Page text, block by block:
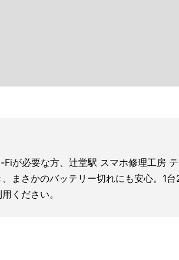
が必要な方、辻堂駅 スマホ修理工房
まさかのバッテリー切れにも安心。1
ください。